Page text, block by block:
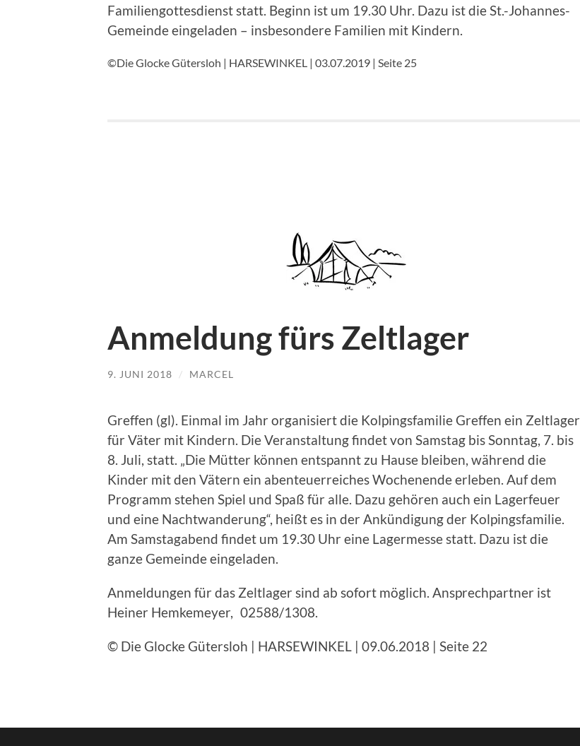
Familiengottesdienst statt. Beginn ist um 19.30 Uhr. Dazu ist die St.-Johannes-
Gemeinde eingeladen – insbesondere Familien mit Kindern.
©Die Glocke Gütersloh | HARSEWINKEL | 03.07.2019 | Seite 25
Anmeldung fürs Zeltlager
9. JUNI 2018 / MARCEL
Greffen (gl). Einmal im Jahr organisiert die Kolpingsfamilie Greffen ein Zeltlager
für Väter mit Kindern. Die Veranstaltung findet von Samstag bis Sonntag, 7. bis
8. Juli, statt. „Die Mütter können entspannt zu Hause bleiben, während die
Kinder mit den Vätern ein abenteuerreiches Wochenende erleben. Auf dem
Programm stehen Spiel und Spaß für alle. Dazu gehören auch ein Lagerfeuer
und eine Nachtwanderung“, heißt es in der Ankündigung der Kolpingsfamilie.
Am Samstagabend findet um 19.30 Uhr eine Lagermesse statt. Dazu ist die
ganze Gemeinde eingeladen.
Anmeldungen für das Zeltlager sind ab sofort möglich. Ansprechpartner ist
Heiner Hemkemeyer, 02588/1308.
© Die Glocke Gütersloh | HARSEWINKEL | 09.06.2018 | Seite 22